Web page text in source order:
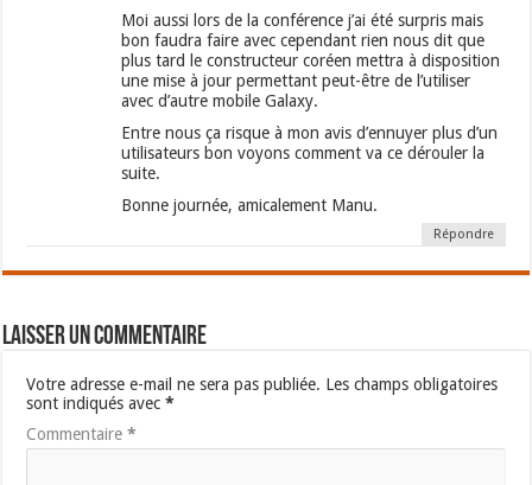
Moi aussi lors de la conférence j’ai été surpris mais
bon faudra faire avec cependant rien nous dit que
plus tard le constructeur coréen mettra à disposition
une mise à jour permettant peut-être de l’utiliser
avec d’autre mobile Galaxy.
Entre nous ça risque à mon avis d’ennuyer plus d’un
utilisateurs bon voyons comment va ce dérouler la
suite.
Bonne journée, amicalement Manu.
Répondre
Laisser un commentaire
Votre adresse e-mail ne sera pas publiée. Les champs obligatoires
sont indiqués avec*
Commentaire*